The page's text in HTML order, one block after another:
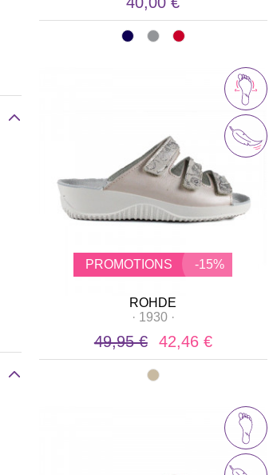
PROMOTIONS -15%
ROHDE
· 1930·
49,95 € 42,46 €